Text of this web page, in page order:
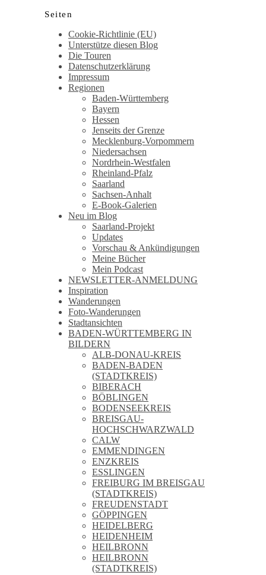
Seiten
Cookie-Richtlinie (EU)
Unterstütze diesen Blog
Die Touren
Datenschutzerklärung
Impressum
Regionen
Baden-Württemberg
Bayern
Hessen
Jenseits der Grenze
Mecklenburg-Vorpommern
Niedersachsen
Nordrhein-Westfalen
Rheinland-Pfalz
Saarland
Sachsen-Anhalt
E-Book-Galerien
Neu im Blog
Saarland-Projekt
Updates
Vorschau & Ankündigungen
Meine Bücher
Mein Podcast
NEWSLETTER-ANMELDUNG
Inspiration
Wanderungen
Foto-Wanderungen
Stadtansichten
BADEN-WÜRTTEMBERG IN
BILDERN
ALB-DONAU-KREIS
BADEN-BADEN
(STADTKREIS)
BIBERACH
BÖBLINGEN
BODENSEEKREIS
BREISGAU-
HOCHSCHWARZWALD
CALW
EMMENDINGEN
ENZKREIS
ESSLINGEN
FREIBURG IM BREISGAU
(STADTKREIS)
FREUDENSTADT
GÖPPINGEN
HEIDELBERG
HEIDENHEIM
HEILBRONN
HEILBRONN
(STADTKREIS)